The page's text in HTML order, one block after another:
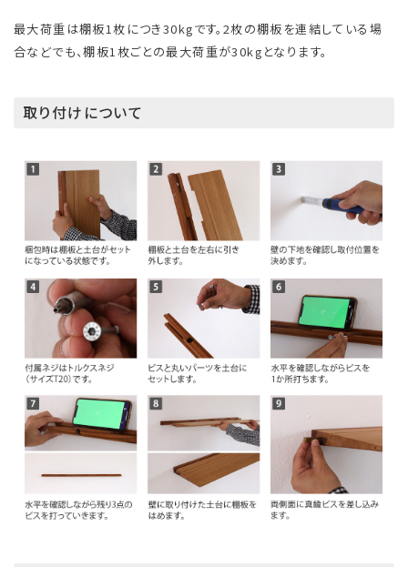
最大荷重は棚板1枚につき30kgです。2枚の棚板を連結している場
合などでも、棚板1枚ごとの最大荷重が30kgとなります。
取り付けについて